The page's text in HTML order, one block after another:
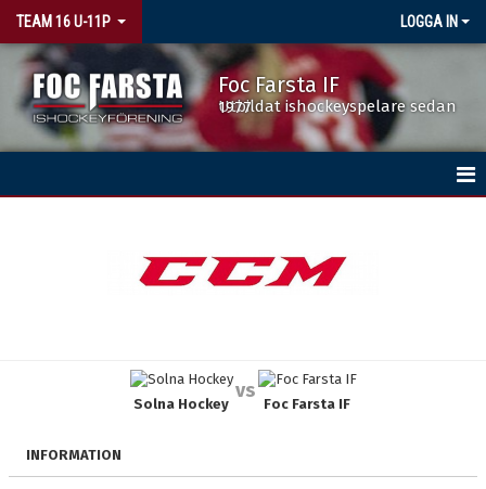
TEAM 16 U-11P LOGGA IN
Foc Farsta IF
Utbildat ishockeyspelare sedan 1977
BILDGALLERI
Solna Hockey
vs
Foc Farsta IF
INFORMATION